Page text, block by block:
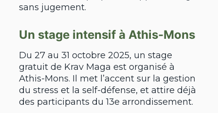
sans jugement.
Un stage intensif à Athis-Mons
Du 27 au 31 octobre 2025, un stage
gratuit de Krav Maga est organisé à
Athis-Mons. Il met l’accent sur la gestion
du stress et la self-défense, et attire déjà
des participants du 13e arrondissement.